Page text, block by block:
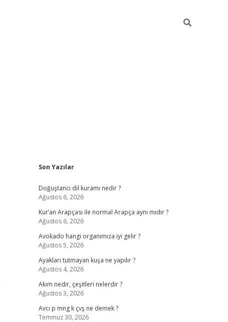
Sidebar
Son Yazılar
Doğuştancı dil kuramı nedir ?
Ağustos 6, 2026
Kur’an Arapçası ile normal Arapça aynı mıdır ?
Ağustos 6, 2026
Avokado hangi organımıza iyi gelir ?
Ağustos 5, 2026
Ayakları tutmayan kuşa ne yapılır ?
Ağustos 4, 2026
Akım nedir, çeşitleri nelerdir ?
Ağustos 3, 2026
Avcı p mng k çvş ne demek ?
Temmuz 30, 2026